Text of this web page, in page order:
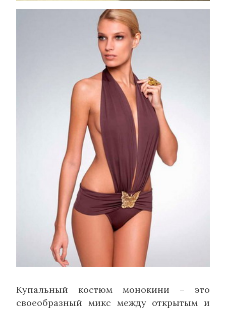
Купальный костюм монокини – это
своеобразный микс между открытым и